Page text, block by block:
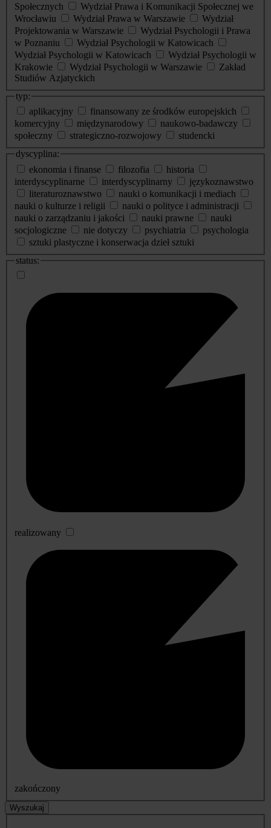
Społecznych
Wydział Prawa i Komunikacji Społecznej we
Wrocławiu
Wydział Prawa w Warszawie
Wydział
Projektowania w Warszawie
Wydział Psychologii i Prawa
w Poznaniu
Wydział Psychologii w Katowicach
Wydział Psychologii w Katowicach
Wydział Psychologii w
Krakowie
Wydział Psychologii w Warszawie
Zakład
Studiów Azjatyckich
typ:
aplikacyjny
finansowany ze środków europejskich
komercyjny
międzynarodowy
naukowo-badawczy
społeczny
strategiczno-rozwojowy
studencki
dyscyplina:
ekonomia i finanse
filozofia
historia
interdyscyplinarne
interdyscyplinarny
językoznawstwo
literaturoznawstwo
nauki o komunikacji i mediach
nauki o kulturze i religii
nauki o polityce i administracji
nauki o zarządzaniu i jakości
nauki prawne
nauki
socjologiczne
nie dotyczy psychiatria
psychologia
sztuki plastyczne i konserwacja dzieł sztuki
status:
realizowany
zakończony
Wyszukaj